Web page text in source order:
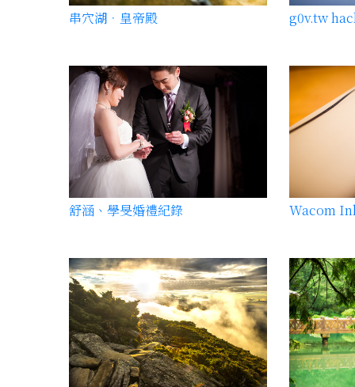
串穴湖．皇帝殿
舒涵、學旻婚禮紀錄 Wacom